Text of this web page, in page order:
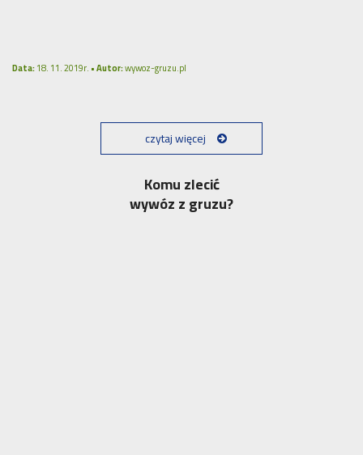
Data:18. 11. 2019r. •Autor:wywoz-gruzu.pl
czytaj więcej
Komu zlecić
wywóz z gruzu?